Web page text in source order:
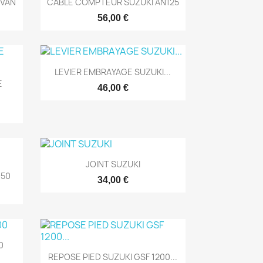
56,00 €
 Aperçu rapide
LEVIER EMBRAYAGE SUZUKI...
46,00 €
Aperçu rapide
JOINT SUZUKI
34,00 €
 Aperçu rapide
REPOSE PIED SUZUKI GSF 1200...